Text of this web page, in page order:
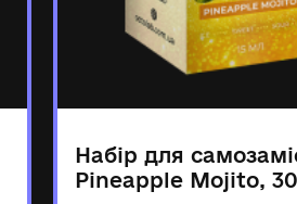
Набір для
Pineapple Mojito,